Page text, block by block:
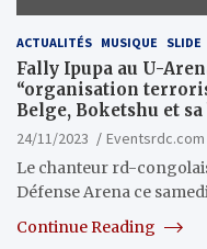
ACTUALITÉS MUSIQUE SLIDE
Fally Ipupa au U-
“organisation
Belge, Boketshu et
24/11/2023
Eventsrdc.com
Le chanteur rd-
Défense Arena ce
Continue Reading